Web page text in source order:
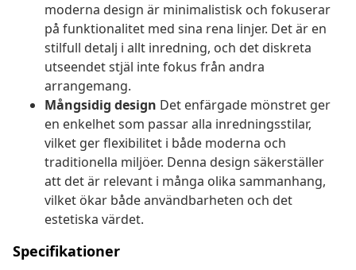
moderna design är minimalistisk och fokuserar
på funktionalitet med sina rena linjer. Det är en
stilfull detalj i allt inredning, och det diskreta
utseendet stjäl inte fokus från andra
arrangemang.
Mångsidig design Det enfärgade mönstret ger
en enkelhet som passar alla inredningsstilar,
vilket ger flexibilitet i både moderna och
traditionella miljöer. Denna design säkerställer
att det är relevant i många olika sammanhang,
vilket ökar både användbarheten och det
estetiska värdet.
Specifikationer